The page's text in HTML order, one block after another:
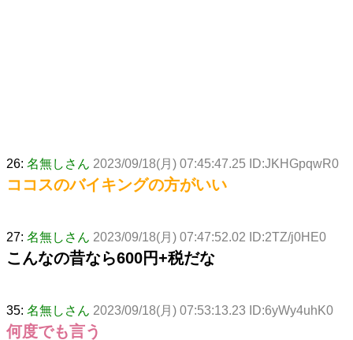
26: 名無しさん 2023/09/18(月) 07:45:47.25 ID:JKHGpqwR0
ココスのバイキングの方がいい
27: 名無しさん 2023/09/18(月) 07:47:52.02 ID:2TZ/j0HE0
こんなの昔なら600円+税だな
35: 名無しさん 2023/09/18(月) 07:53:13.23 ID:6yWy4uhK0
何度でも言う